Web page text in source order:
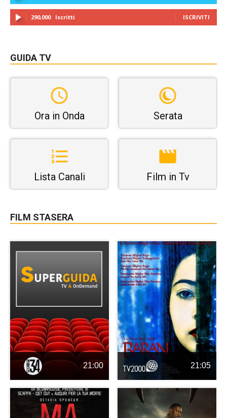
290,000 Iscritti ISCRIVITI
GUIDA TV
Ora in Onda Serata
Lista Canali Film in Tv
FILM STASERA
21:00 21:05